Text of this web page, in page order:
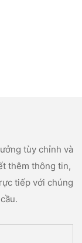
tùy chỉnh và
thêm thông tin,
tiếp với chúng